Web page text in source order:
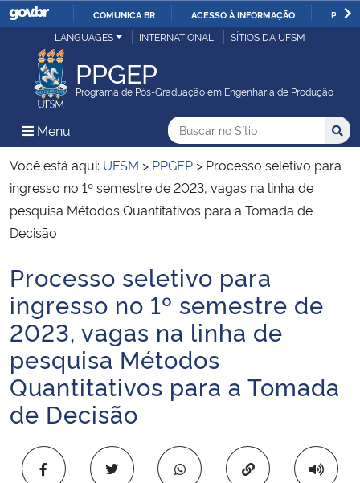
IR
COMUNICA BR ACESSO À INFORMAÇÃO
Ministério da Justiça e Segurança Pública
Ministério da Defesa
Ministério das Relações Exteriores
Ministério da Economia
Ministério da Agricultura, Pecuária e Abastecimento
Ministério da Educação
Ministério da Cidadania
Ministério da Saúde
Ministério de Minas e Energia
LANGUAGES INTERNATIONAL SÍTIOS DA UFSM
PPGEP
Programa de Pós-Graduação em Engenharia de Produção
Menu Menu Principal do Sítio
Busca
Buscar no no Sítio
Busca:
Você está aqui: UFSM > PPGEP > Processo seletivo para
ingresso no 1º semestre de 2023, vagas na linha de
pesquisa Métodos Quantitativos para a Tomada de
Decisão
Início do conteúdo
Processo seletivo para
ingresso no 1º semestre de
2023, vagas na linha de
pesquisa Métodos
Quantitativos para a Tomada
de Decisão
Copiar para área